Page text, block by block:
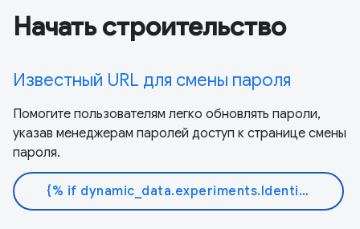
Начать строительство
Известный URL для смены пароля
Помогите пользователям легко обновлять пароли,
указав менеджерам паролей доступ к странице смены
пароля.
{% if dynamic_data.experiments.IdentityButtonTextFeature.button_variant == 'variant_a' %}Узнать больше{% else %}Читать документ{% endif %}